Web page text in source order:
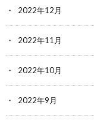
2022年12月
2022年11月
2022年10月
2022年9月